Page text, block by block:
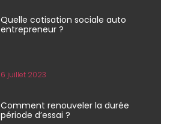
Quelle cotisation sociale auto
entrepreneur ?
6 juillet 2023
Comment renouveler la durée
période d’essai ?